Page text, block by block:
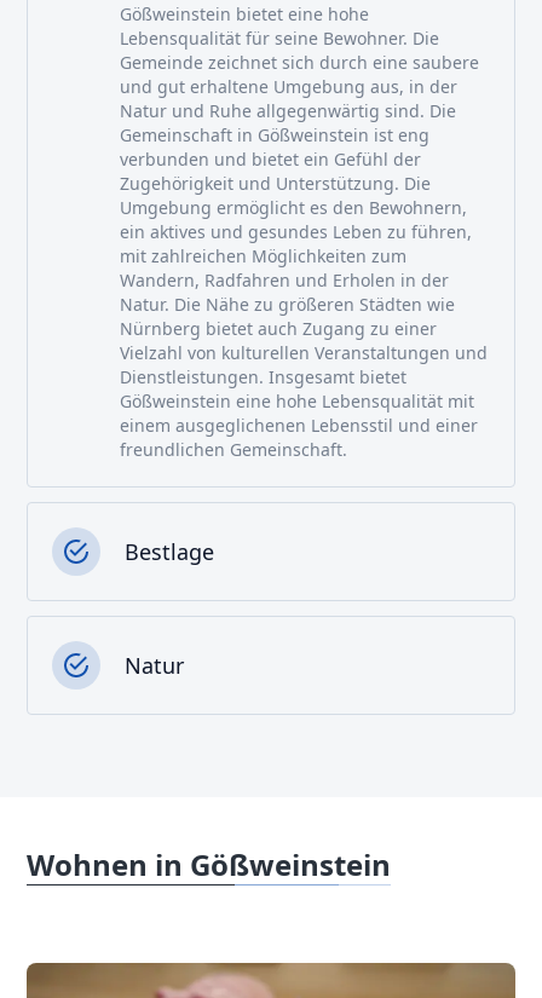
Gößweinstein bietet eine hohe
Lebensqualität für seine Bewohner. Die
Gemeinde zeichnet sich durch eine saubere
und gut erhaltene Umgebung aus, in der
Natur und Ruhe allgegenwärtig sind. Die
Gemeinschaft in Gößweinstein ist eng
verbunden und bietet ein Gefühl der
Zugehörigkeit und Unterstützung. Die
Umgebung ermöglicht es den Bewohnern,
ein aktives und gesundes Leben zu führen,
mit zahlreichen Möglichkeiten zum
Wandern, Radfahren und Erholen in der
Natur. Die Nähe zu größeren Städten wie
Nürnberg bietet auch Zugang zu einer
Vielzahl von kulturellen Veranstaltungen und
Dienstleistungen. Insgesamt bietet
Gößweinstein eine hohe Lebensqualität mit
einem ausgeglichenen Lebensstil und einer
freundlichen Gemeinschaft.
Bestlage
Natur
Wohnen in Gößweinstein